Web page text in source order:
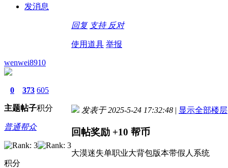
发消息
回复 支持 反对
使用道具 举报
wenwei8910
0
主题
373
帖子
605
积分
普通帮众
积分
发表于 2025-5-24 17:32:48 | 显示全部楼层
回帖奖励 +10 帮币
大漠迷失单职业大背包版本带假人系统